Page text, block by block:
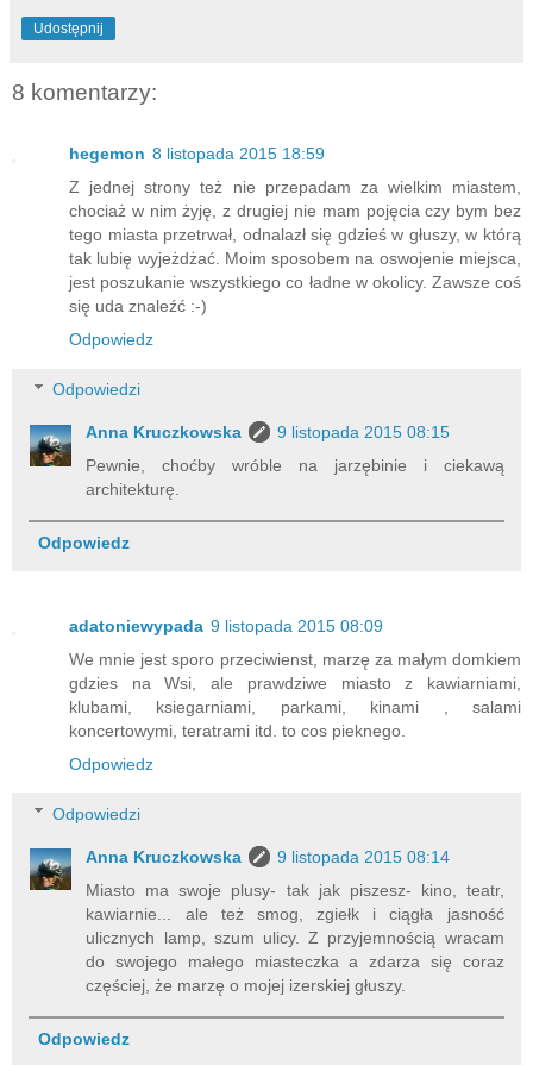
Udostępnij
8 komentarzy:
hegemon 8 listopada 2015 18:59
Z jednej strony też nie przepadam za wielkim miastem,
chociaż w nim żyję, z drugiej nie mam pojęcia czy bym bez
tego miasta przetrwał, odnalazł się gdzieś w głuszy, w którą
tak lubię wyjeżdżać. Moim sposobem na oswojenie miejsca,
jest poszukanie wszystkiego co ładne w okolicy. Zawsze coś
się uda znaleźć :-)
Odpowiedz
Odpowiedzi
Anna Kruczkowska
9 listopada 2015 08:15
Pewnie, choćby wróble na jarzębinie i ciekawą
architekturę.
Odpowiedz
adatoniewypada 9 listopada 2015 08:09
We mnie jest sporo przeciwienst, marzę za małym domkiem
gdzies na Wsi, ale prawdziwe miasto z kawiarniami,
klubami, ksiegarniami, parkami, kinami , salami
koncertowymi, teratrami itd. to cos pieknego.
Odpowiedz
Odpowiedzi
Anna Kruczkowska
9 listopada 2015 08:14
Miasto ma swoje plusy- tak jak piszesz- kino, teatr,
kawiarnie... ale też smog, zgiełk i ciągła jasność
ulicznych lamp, szum ulicy. Z przyjemnością wracam
do swojego małego miasteczka a zdarza się coraz
częściej, że marzę o mojej izerskiej głuszy.
Odpowiedz